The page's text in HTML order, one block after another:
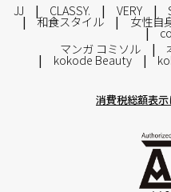
JJ CLASSY. VERY
和食スタイル 女性自
マンガ コミソル
kokode Beauty
消費税総額表